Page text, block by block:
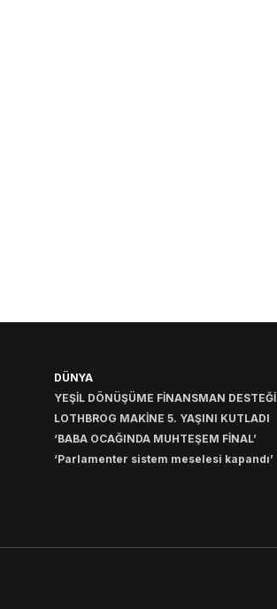
DÜNYA
YEŞİL DÖNÜŞÜME FİNANSMAN DESTEĞİ
LOTHBROG MAKİNE 5. YAŞINI KUTLADI
‘BABA OCAĞINDA MUHTEŞEM FİNAL’
‘Parlamenter sistem meselesi kapandı’